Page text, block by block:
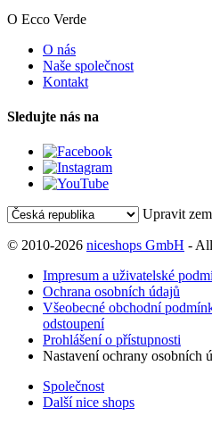
O Ecco Verde
O nás
Naše společnost
Kontakt
Sledujte nás na
Upravit
© 2010-2026 niceshops GmbH -
Impresum a uživatelské
Ochrana osobních údajů
Všeobecné obchodní
odstoupení
Prohlášení o přístupnosti
Nastavení ochrany osobních
Společnost
Další nice shops